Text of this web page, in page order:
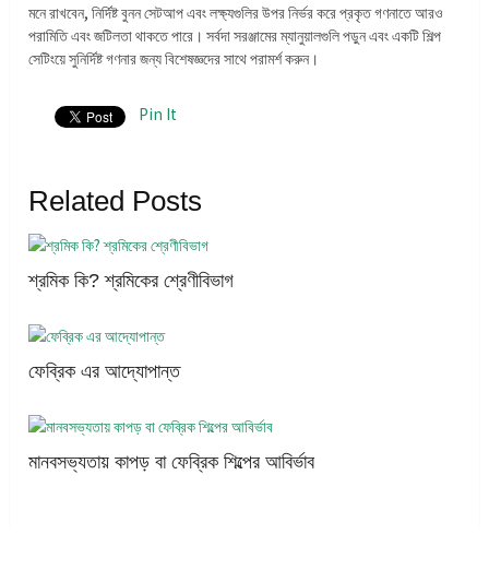
মনে রাখবেন, নির্দিষ্ট বুনন সেটআপ এবং লক্ষ্যগুলির উপর নির্ভর করে প্রকৃত গণনাতে আরও
পরামিতি এবং জটিলতা থাকতে পারে। সর্বদা সরঞ্জামের ম্যানুয়ালগুলি পড়ুন এবং একটি শিল্প
সেটিংয়ে সুনির্দিষ্ট গণনার জন্য বিশেষজ্ঞদের সাথে পরামর্শ করুন।
Pin It
Related Posts
শ্রমিক কি? শ্রমিকের শ্রেণীবিভাগ
ফেব্রিক এর আদ্যোপান্ত
মানবসভ্যতায় কাপড় বা ফেব্রিক শিল্পের আবির্ভাব